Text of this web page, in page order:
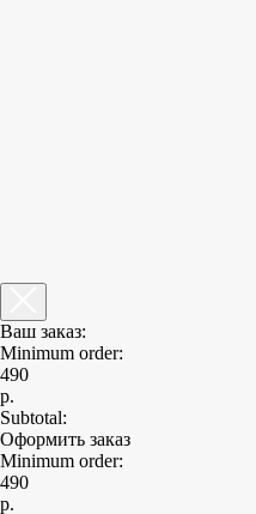
Ваш заказ:
Minimum order:
490
р.
Subtotal:
Оформить заказ
Minimum order:
490
р.